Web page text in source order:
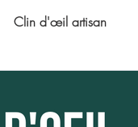
Clin d'œil artisan